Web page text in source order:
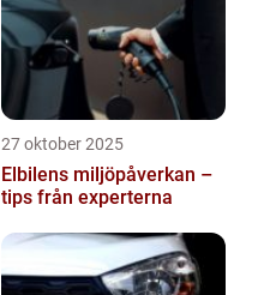
27 oktober 2025
Elbilens miljöpåverkan –
tips från experterna